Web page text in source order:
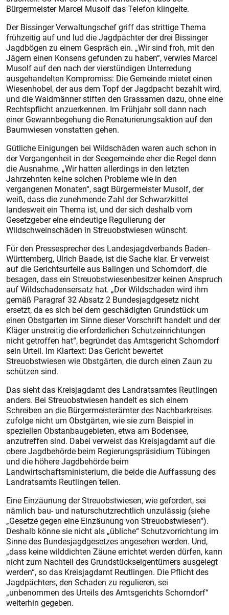
Bürgermeister Marcel Musolf das Telefon klingelte.
Der Bissinger Verwaltungschef griff das strittige Thema
frühzeitig auf und lud die Jagdpächter der drei Bissinger
Jagdbögen zu einem Gespräch ein. „Wir sind froh, mit den
Jägern einen Konsens gefunden zu haben“, verwies Marcel
Musolf auf den nach der vierstündigen Unterredung
ausgehandelten Kompromiss: Die Gemeinde mietet einen
Wiesenhobel, der aus dem Topf der Jagdpacht bezahlt wird,
und die Waidmänner stiften den Grassamen dazu, ohne eine
Rechtspflicht anzuerkennen. Im Frühjahr soll dann nach
einer Gewannbegehung die Renaturierungsaktion auf den
Baumwiesen vonstatten gehen.
Gütliche Einigungen bei Wildschäden waren auch schon in
der Vergangenheit in der Seegemeinde eher die Regel denn
die Ausnahme. „Wir hatten allerdings in den letzten
Jahrzehnten keine solchen Probleme wie in den
vergangenen Monaten“, sagt Bürgermeister Musolf, der
weiß, dass die zunehmende Zahl der Schwarzkittel
landesweit ein Thema ist, und der sich deshalb vom
Gesetzgeber eine eindeutige Regulierung der
Wildschweinschäden in Streuobstwiesen wünscht.
Für den Pressesprecher des Landesjagdverbands Baden-
Württemberg, Ulrich Baade, ist die Sache klar. Er verweist
auf die Gerichtsurteile ­aus Balingen und Schorndorf, die
besagen, dass ein Streuobstwiesenbesitzer keinen Anspruch
auf Wildschadensersatz hat. „Der Wildschaden wird ihm
gemäß Paragraf 32 Absatz 2 Bundesjagdgesetz nicht
ersetzt, da es sich bei dem geschädigten Grundstück um
einen Obstgarten im Sinne dieser Vorschrift handelt und der
Kläger unstreitig die erforderlichen Schutzeinrichtungen
nicht getroffen hat“, begründet das Amtsgericht Schorndorf
sein Urteil. Im Klartext: Das Gericht bewertet
Streuobstwiesen wie Obstgärten, die durch einen Zaun zu
schützen sind.
Das sieht das Kreisjagdamt des Landratsamtes Reutlingen
anders. Bei Streuobstwiesen handelt es sich einem
Schreiben an die Bürgermeisterämter des Nachbarkreises
zufolge nicht um Obstgärten, wie sie zum Beispiel in
speziellen Obstanbaugebieten, etwa am Bodensee,
anzutreffen sind. Dabei verweist das Kreisjagdamt auf die
obere Jagdbehörde beim Regierungspräsidium Tübingen
und die höhere Jagdbehörde beim
Landwirtschaftsministerium, die beide die Auffassung des
Landratsamts Reutlingen teilen.
Eine Einzäunung der Streuobstwiesen, wie gefordert, sei
nämlich bau- und naturschutzrechtlich unzulässig (siehe
„Gesetze gegen eine Einzäunung von Streuobstwiesen“).
Deshalb könne sie nicht als „übliche“ Schutzvorrichtung im
Sinne des Bundesjagdgesetzes angesehen werden. Und,
„dass keine wilddichten Zäune errichtet werden dürfen, kann
nicht zum Nachteil des Grundstückseigentümers ausgelegt
werden“, so das Kreisjagdamt Reutlingen. Die Pflicht des
Jagdpächters, den Schaden zu regulieren, sei
„unbenommen des Urteils des Amtsgerichts Schorndorf“
weiterhin gegeben.